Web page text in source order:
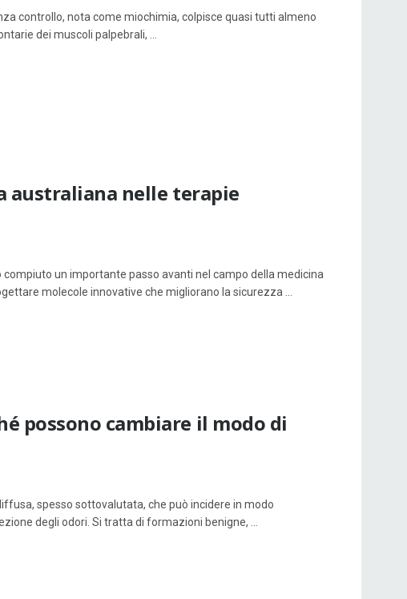
controllo, nota come miochimia, colpisce quasi tutti almeno
dei muscoli palpebrali, ...
australiana nelle terapie
un importante passo avanti nel campo della medicina
molecole innovative che migliorano la sicurezza ...
possono cambiare il modo di
spesso sottovalutata, che può incidere in modo
degli odori. Si tratta di formazioni benigne, ...